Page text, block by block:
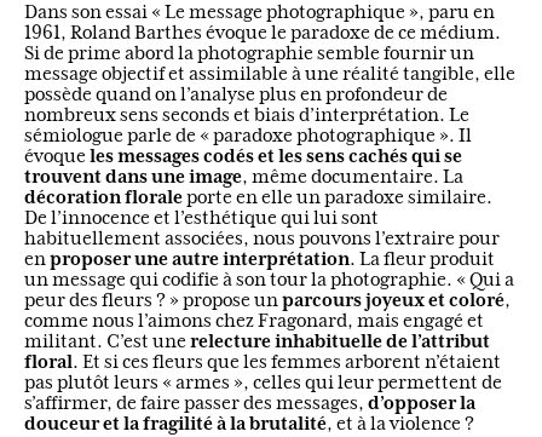
Dans son essai « Le message photographique », paru en
1961, Roland Barthes évoque le paradoxe de ce médium.
Si de prime abord la photographie semble fournir un
message objectif et assimilable à une réalité tangible, elle
possède quand on l’analyse plus en profondeur de
nombreux sens seconds et biais d’interprétation. Le
sémiologue parle de « paradoxe photographique ». Il
évoqueles messages codés et les sens cachés qui se
trouvent dans une image, même documentaire. La
décoration floraleporte en elle un paradoxe similaire.
De l’innocence et l’esthétique qui lui sont
habituellement associées, nous pouvons l’extraire pour
enproposer une autre interprétation. La fleur produit
un message qui codifie à son tour la photographie. « Qui a
peur des fleurs ? » propose unparcours joyeux et coloré,
comme nous l’aimons chez Fragonard, mais engagé et
militant. C’est unerelecture inhabituelle de l’attribut
floral. Et si ces fleurs que les femmes arborent n’étaient
pas plutôt leurs « armes », celles qui leur permettent de
s’affirmer, de faire passer des messages, d’opposer la
douceur et la fragilité à la brutalité, et à la violence ?